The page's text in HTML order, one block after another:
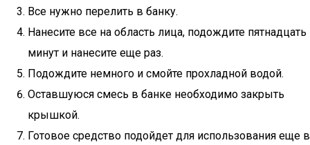
Все нужно перелить в банку.
Нанесите все на область лица, подождите пятнадцать
минут и нанесите еще раз.
Подождите немного и смойте прохладной водой.
Оставшуюся смесь в банке необходимо закрыть
крышкой.
Готовое средство подойдет для использования еще в